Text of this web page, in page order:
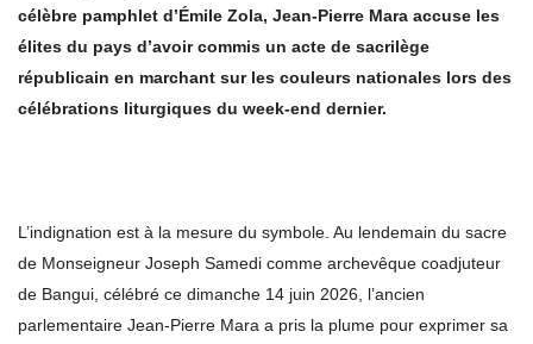
célèbre pamphlet d’Émile Zola, Jean-Pierre Mara accuse les
élites du pays d’avoir commis un acte de sacrilège
républicain en marchant sur les couleurs nationales lors des
célébrations liturgiques du week-end dernier.
L’indignation est à la mesure du symbole. Au lendemain du sacre
de Monseigneur Joseph Samedi comme archevêque coadjuteur
de Bangui, célébré ce dimanche 14 juin 2026, l’ancien
parlementaire Jean-Pierre Mara a pris la plume pour exprimer sa